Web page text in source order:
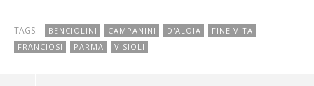
TAGS: BENCIOLINI CAMPANINI D'ALOIA
FINE VITA
FRANCIOSI
PARMA VISIOLI